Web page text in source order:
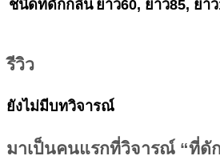
ชนิดที่ดักกลิ่น ยาว60, ยาว85, ยา
รีวิว
ยังไม่มีบทวิจารณ์
มาเป็นคนแรกที่วิจารณ์ “ที่ดั